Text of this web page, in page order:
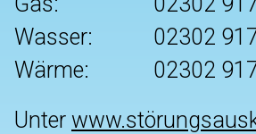
Wasser:
02302
Wärme:
02302
Unter